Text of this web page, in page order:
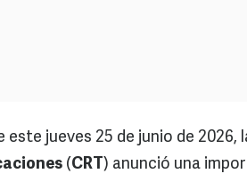
este jueves 25 de junio de 2026,
(CRT ) anunció una